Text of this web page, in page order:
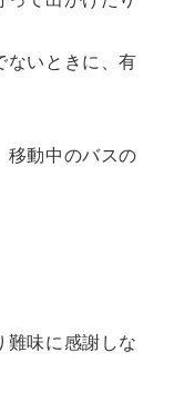
いときに、有
動中のバスの
味に感謝しな